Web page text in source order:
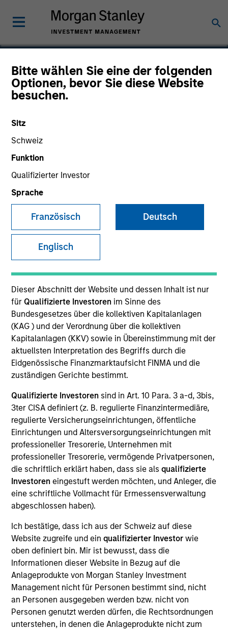
Bitte wählen Sie eine der folgenden
Optionen, bevor Sie diese Website
besuchen.
Sitz
Schweiz
Funktion
Qualifizierter Investor
Sprache
Französisch Deutsch
Englisch
Dieser Abschnitt der Website und dessen Inhalt ist nur
für Qualifizierte Investoren im Sinne des
Bundesgesetzes über die kollektiven Kapitalanlagen
(KAG ) und der Verordnung über die kollektiven
Kapitalanlagen (KKV) sowie in Übereinstimmung mit der
aktuellsten Interpretation des Begriffs durch die
Eidgenössische Finanzmarktaufsicht FINMA und die
zuständigen Gerichte bestimmt.
Qualifizierte Investoren sind in Art. 10 Para. 3 a-d, 3bis,
3ter CISA definiert (z. B. regulierte Finanzintermediäre,
regulierte Versicherungseinrichtungen, öffentliche
Einrichtungen und Altersversorgungseinrichtungen mit
professioneller Tresorerie, Unternehmen mit
professioneller Tresorerie, vermögende Privatpersonen,
die schriftlich erklärt haben, dass sie alsqualifizierte
Investoren eingestuft werden möchten, und Anleger, die
eine schriftliche Vollmacht für Ermessensverwaltung
abgeschlossen haben).
Ich bestätige, dass ich aus der Schweiz auf diese
Website zugreife und ein qualifizierter Investor wie
oben definiert bin. Mir ist bewusst, dass die
Informationen dieser Website in Bezug auf die
Anlageprodukte von Morgan Stanley Investment
Management nicht für Personen bestimmt sind, nicht
an Personen ausgegeben werden bzw. nicht von
Personen genutzt werden dürfen, die Rechtsordnungen
unterstehen, in denen die Anlageprodukte nicht zum
RocketLawyer
SECTOR
United States
Invested on
May 2013
Transaction Type
Follow-On
Realization Date
Apr 2022
RocketLawyer is an online legal destination website
for individuals and small businesses.
View Current Employment Opportunities
View Site
Board Membership
Melissa Daniels
Investment Team
Morgan Stanley Expansion Capital